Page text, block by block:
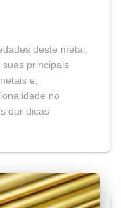
deste metal,
principais
e,
no
dar dicas